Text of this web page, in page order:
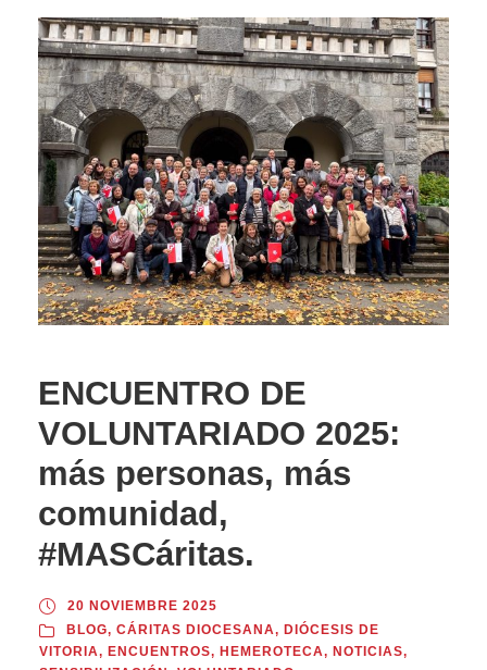
ENCUENTRO DE
VOLUNTARIADO 2025:
más personas, más
comunidad,
#MASCáritas.
20 NOVIEMBRE 2025
BLOG, CÁRITAS DIOCESANA, DIÓCESIS DE
VITORIA, ENCUENTROS, HEMEROTECA, NOTICIAS,